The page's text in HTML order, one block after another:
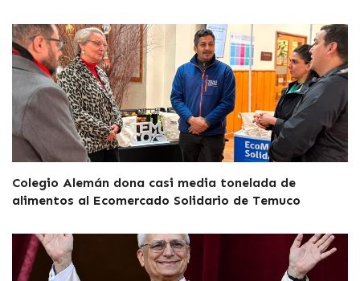
Colegio Alemán dona casi media tonelada de
alimentos al Ecomercado Solidario de Temuco